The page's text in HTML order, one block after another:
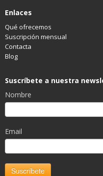
Enlaces
Qué ofrecemos
Suscripción mensual
Contacta
Blog
Suscríbete a nuestra
Nombre
Email
Suscríbete